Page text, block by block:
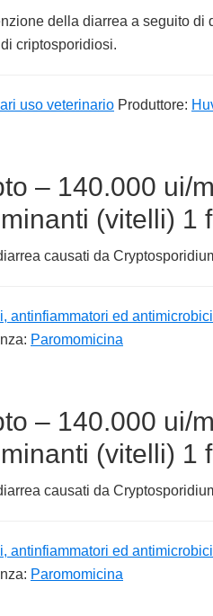
della diarrea a seguito
criptosporidiosi.
uso veterinario Produttore:
– 140.000 ui/
(vitelli) 1
causati da
antinfiammatori ed
Paromomicina
– 140.000 ui/
(vitelli) 1
causati da
antinfiammatori ed
Paromomicina